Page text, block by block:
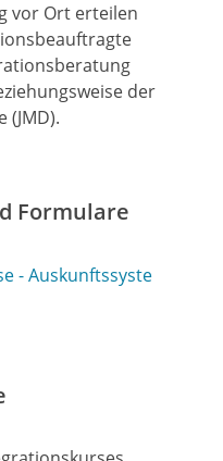
vor Ort erteilen
der
(JMD).
Formulare
- Auskunftssyste